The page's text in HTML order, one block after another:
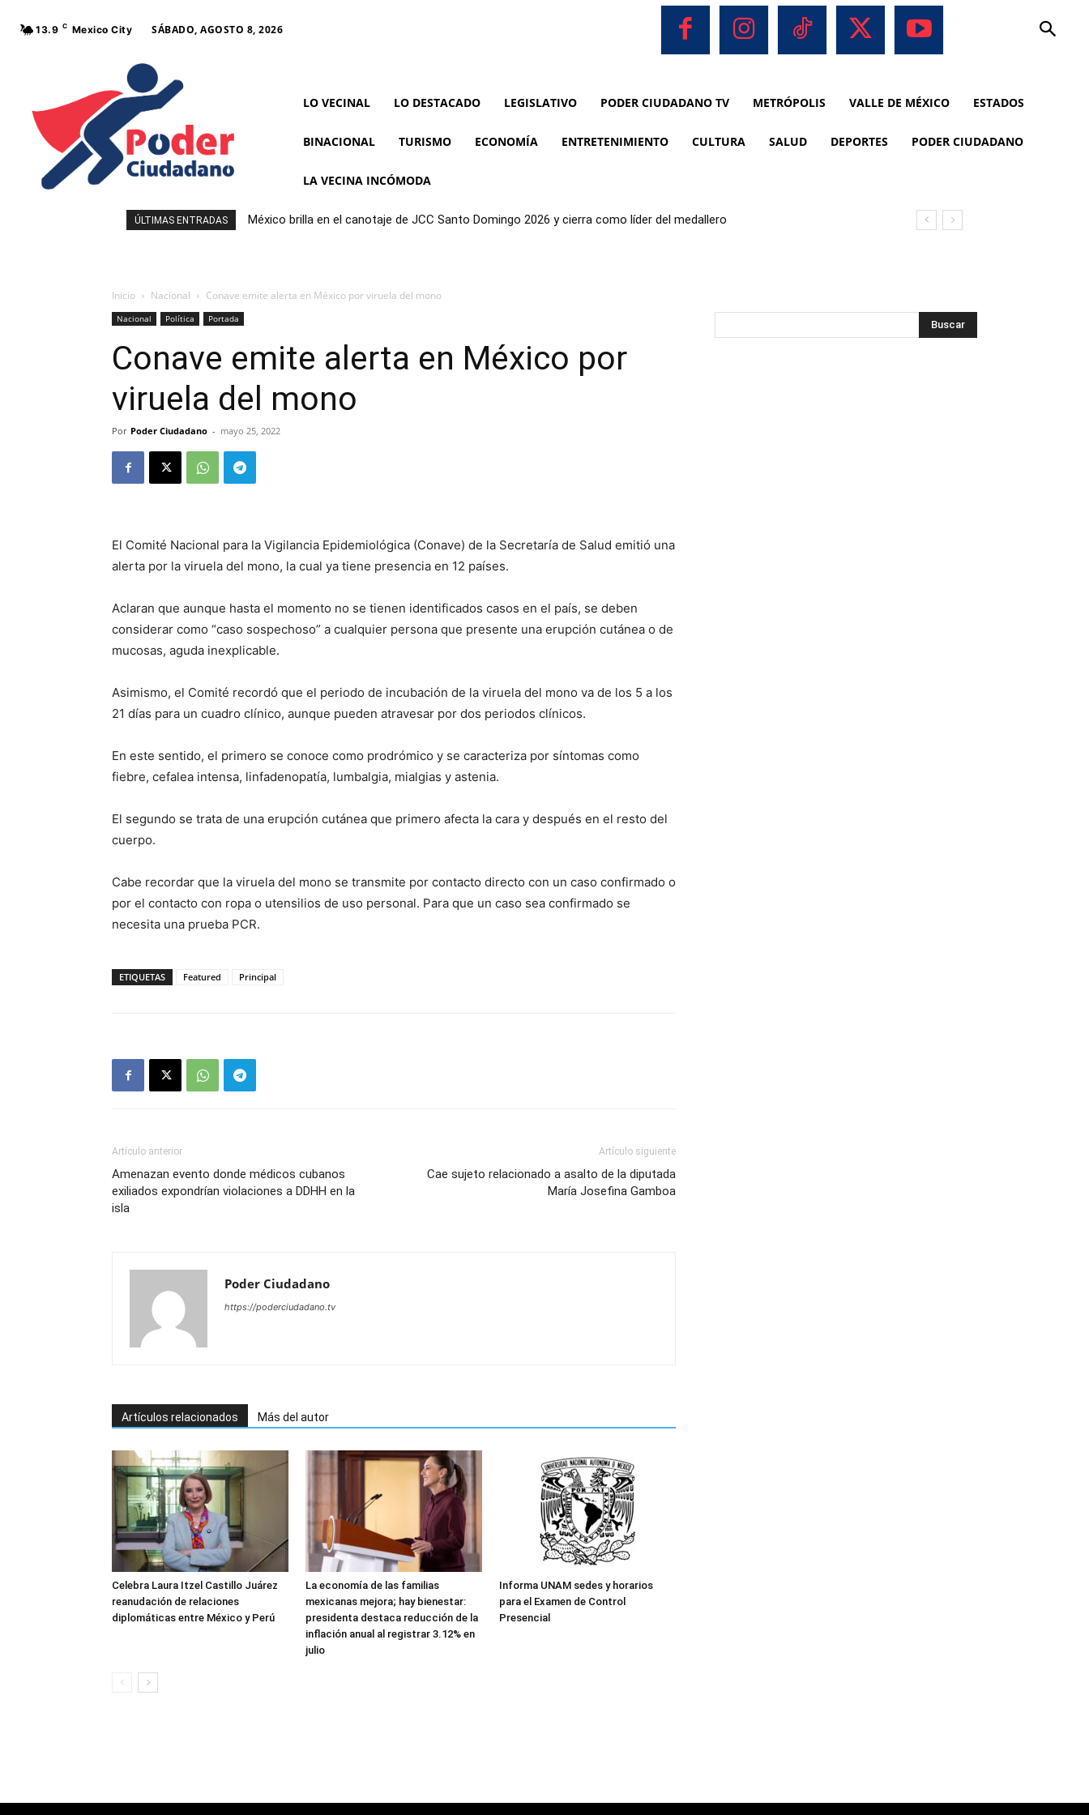
13.9 C Mexico City SÁBADO, AGOSTO 8, 2026
LO VECINAL LO DESTACADO LEGISLATIVO PODER CIUDADANO TV METRÓPOLIS VALLE DE MÉXICO ESTADOS
BINACIONAL TURISMO ECONOMÍA ENTRETENIMIENTO CULTURA SALUD DEPORTES PODER CIUDADANO
LA VECINA INCÓMODA
ÚLTIMAS ENTRADAS México brilla en el canotaje de JCC Santo Domingo 2026 y cierra como líder del medallero
Inicio Nacional Conave emite alerta en México por viruela del mono
Nacional Política Portada
Conave emite alerta en México por
viruela del mono
Por Poder Ciudadano - mayo 25, 2022
El Comité Nacional para la Vigilancia Epidemiológica (Conave) de la Secretaría de Salud emitió una
alerta por la viruela del mono, la cual ya tiene presencia en 12 países.
Aclaran que aunque hasta el momento no se tienen identificados casos en el país, se deben
considerar como “caso sospechoso” a cualquier persona que presente una erupción cutánea o de
mucosas, aguda inexplicable.
Asimismo, el Comité recordó que el periodo de incubación de la viruela del mono va de los 5 a los
21 días para un cuadro clínico, aunque pueden atravesar por dos periodos clínicos.
En este sentido, el primero se conoce como prodrómico y se caracteriza por síntomas como
fiebre, cefalea intensa, linfadenopatía, lumbalgia, mialgias y astenia.
El segundo se trata de una erupción cutánea que primero afecta la cara y después en el resto del
cuerpo.
Cabe recordar que la viruela del mono se transmite por contacto directo con un caso confirmado o
por el contacto con ropa o utensilios de uso personal. Para que un caso sea confirmado se
necesita una prueba PCR.
ETIQUETAS Featured Principal
Artículo anterior
Amenazan evento donde médicos cubanos
exiliados expondrían violaciones a DDHH en la
isla
Artículo siguiente
Cae sujeto relacionado a asalto de la diputada
María Josefina Gamboa
Poder Ciudadano
https://poderciudadano.tv
Artículos relacionados Más del autor
Celebra Laura Itzel Castillo Juárez
reanudación de relaciones
diplomáticas entre México y Perú
La economía de las familias
mexicanas mejora; hay bienestar:
presidenta destaca reducción de la
inflación anual al registrar 3.12% en
julio
Informa UNAM sedes y horarios
para el Examen de Control
Presencial